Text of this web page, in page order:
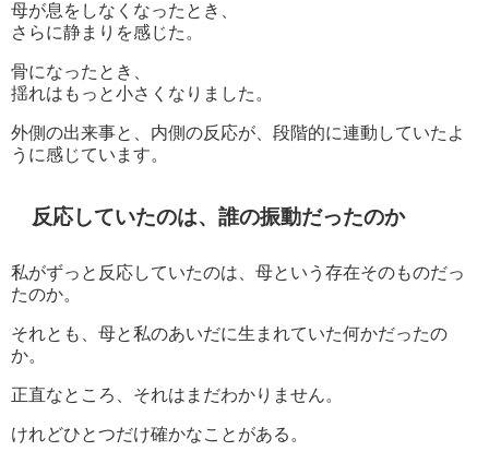
母が息をしなくなったとき、
さらに静まりを感じた。
骨になったとき、
揺れはもっと小さくなりました。
外側の出来事と、内側の反応が、段階的に連動していたよ
うに感じています。
反応していたのは、誰の振動だったのか
私がずっと反応していたのは、母という存在そのものだっ
たのか。
それとも、母と私のあいだに生まれていた何かだったの
か。
正直なところ、それはまだわかりません。
けれどひとつだけ確かなことがある。